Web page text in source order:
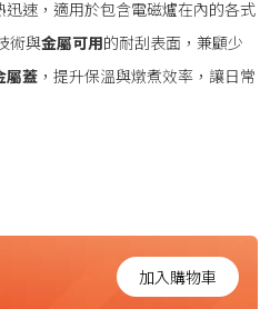
迅速，適用於包含電磁爐在內的各式
術與金屬可用的耐刮表面，兼顧少
屬蓋 ，提升保溫與燉煮效率，讓日常
加入購物車